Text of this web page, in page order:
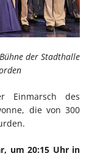
der Stadthalle
Einmarsch des
die von 300
um 20:15 Uhr in